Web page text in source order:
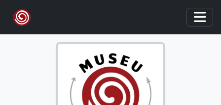
Skip to main content